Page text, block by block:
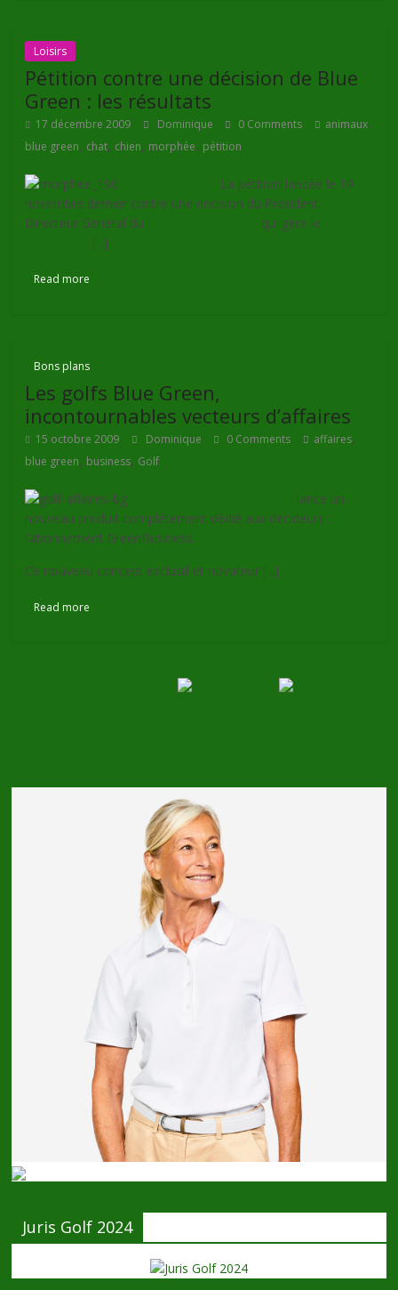
Loisirs
Pétition contre une décision de Blue
Green : les résultats
17 décembre 2009 Dominique 0 Comments animaux,
blue green, chat, chien, morphée, pétition
La pétition lancée le 19
novembre derneir contre une décision du Président
Directeur Général du
qui gère le
[...]
Read more
Bons plans
Les golfs Blue Green,
incontournables vecteurs d’affaires
15 octobre 2009 Dominique 0 Comments affaires,
blue green, business, Golf
lance un
nouveau produit complètement dédié aux décideurs :
l’abonnement GreenBusiness.
Ce nouveau concept exclusif et novateur [...]
Read more
Juris Golf 2024